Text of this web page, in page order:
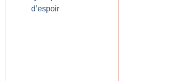
d’espoir